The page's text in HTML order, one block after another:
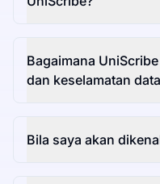
Bagaimana
dan keselamatan
Bila saya akan